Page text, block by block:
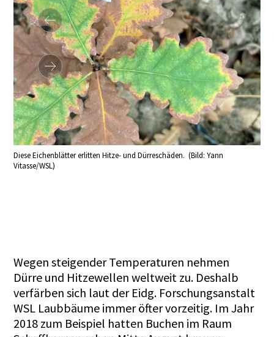
Diese Eichenblätter erlitten Hitze- und Dürreschäden. (Bild: Yann
Vitasse/WSL)
Wegen steigender Temperaturen nehmen
Dürre und Hitzewellen weltweit zu. Deshalb
verfärben sich laut der Eidg. Forschungsanstalt
WSL Laubbäume immer öfter vorzeitig. Im Jahr
2018 zum Beispiel hatten Buchen im Raum